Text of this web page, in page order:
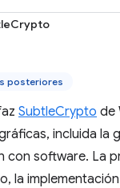
posteriores
SubtleCrypto de
incluida la
con software. La
la